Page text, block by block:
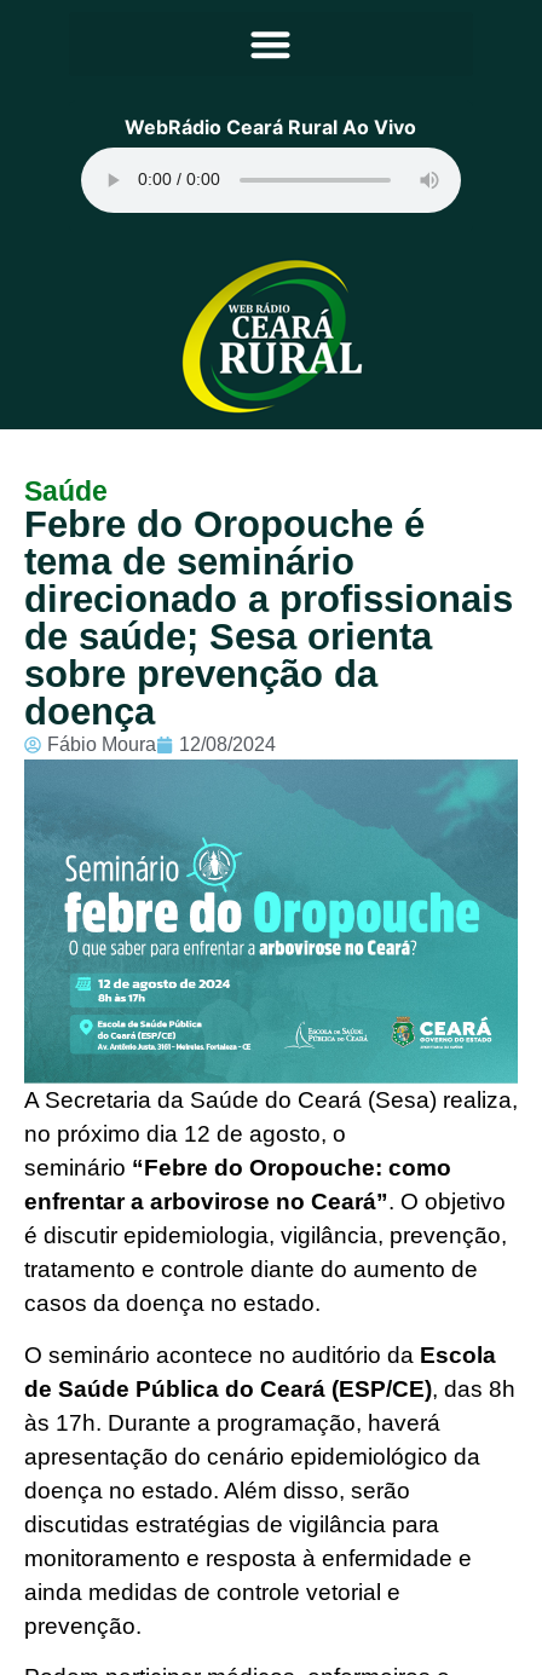
Principal
Programação
Equipe
Contato
Sobre
WebRádio Ceará Rural Ao Vivo
Saúde
Febre do Oropouche é
tema de seminário
direcionado a profissionais
de saúde; Sesa orienta
sobre prevenção da
doença
Fábio Moura 12/08/2024
A Secretaria da Saúde do Ceará (Sesa) realiza,
no próximo dia 12 de agosto, o
seminário “Febre do Oropouche: como
enfrentar a arbovirose no Ceará”. O objetivo
é discutir epidemiologia, vigilância, prevenção,
tratamento e controle diante do aumento de
casos da doença no estado.
O seminário acontece no auditório da Escola
de Saúde Pública do Ceará (ESP/CE), das 8h
às 17h. Durante a programação, haverá
apresentação do cenário epidemiológico da
doença no estado. Além disso, serão
discutidas estratégias de vigilância para
monitoramento e resposta à enfermidade e
ainda medidas de controle vetorial e
prevenção.